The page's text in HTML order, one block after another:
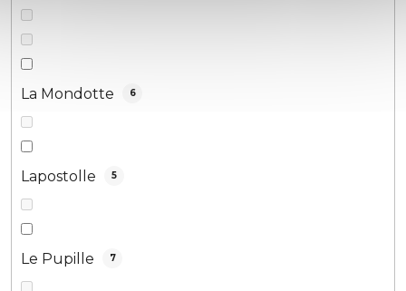
La Mondotte 6
Lapostolle 5
Le Pupille 7